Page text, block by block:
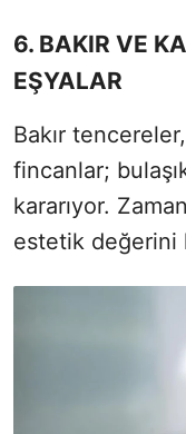
6. BAKIR VE
EŞYALAR
Bakır
fincanlar;
kararıyor.
estetik değerini